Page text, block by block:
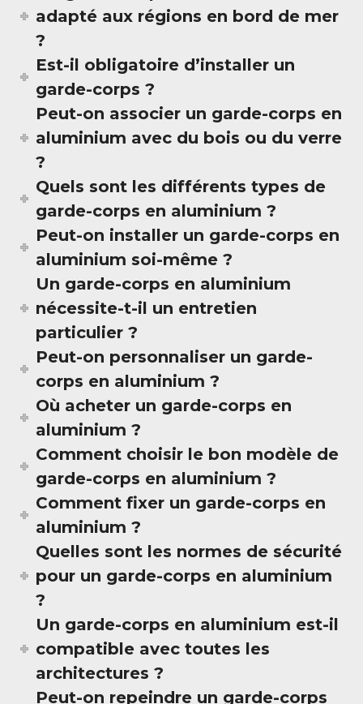
adapté aux régions en bord de mer
?
Est-il obligatoire d’installer un
garde-corps ?
Peut-on associer un garde-corps en
aluminium avec du bois ou du verre
?
Quels sont les différents types de
garde-corps en aluminium ?
Peut-on installer un garde-corps en
aluminium soi-même ?
Un garde-corps en aluminium
nécessite-t-il un entretien
particulier ?
Peut-on personnaliser un garde-
corps en aluminium ?
Où acheter un garde-corps en
aluminium ?
Comment choisir le bon modèle de
garde-corps en aluminium ?
Comment fixer un garde-corps en
aluminium ?
Quelles sont les normes de sécurité
pour un garde-corps en aluminium
?
Un garde-corps en aluminium est-il
compatible avec toutes les
architectures ?
Peut-on repeindre un garde-corps